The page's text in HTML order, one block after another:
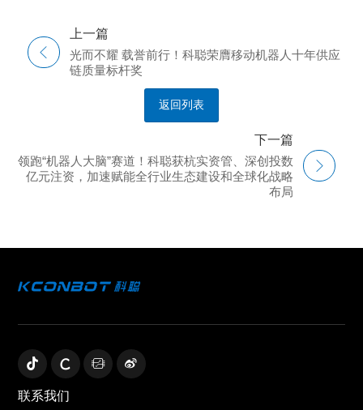
上一篇
光而不耀 载誉前行！科聪荣膺移动机器人十年供应
链质量标杆奖
返回列表
下一篇
领跑“机器人大脑”赛道！科聪获杭实资管、深创投数
亿元注资，加速赋能全行业生态建设和全球化战略
布局
联系我们